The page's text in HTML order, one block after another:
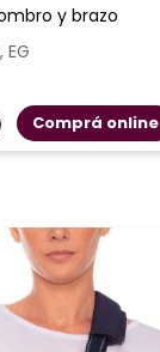
y brazo
EG
Comprá online